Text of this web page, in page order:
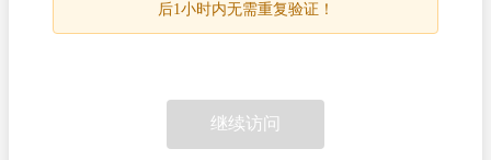
后1小时内无需重复验证！
继续访问